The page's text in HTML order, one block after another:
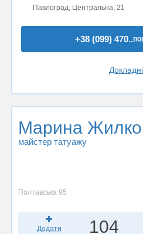
Павлоград, Центральна, 21
+38 (099) 470..
Марина Жилко
майстер татуажу
Полтавська 95
Додати
104